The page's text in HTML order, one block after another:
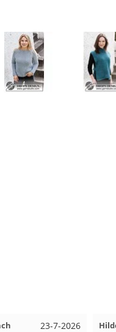
23-7-2026 Hilde